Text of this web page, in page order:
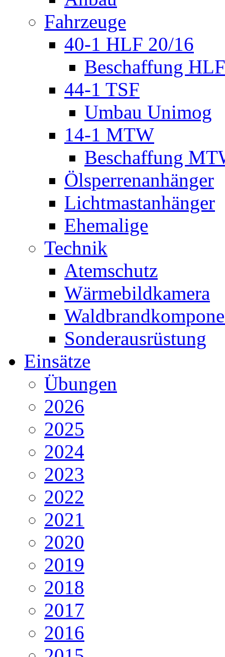
Fahrzeuge
40-1 HLF 20/16
Beschaffung HLF
44-1 TSF
Umbau Unimog
14-1 MTW
Beschaffung
Ölsperrenanhänger
Lichtmastanhänger
Ehemalige
Technik
Atemschutz
Wärmebildkamera
Sonderausrüstung
Einsätze
Übungen
2026
2025
2024
2023
2022
2021
2020
2019
2018
2017
2016